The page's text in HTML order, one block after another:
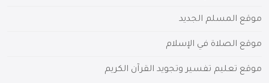
موقع المسلم الجديد
موقع الصلاة في الإسلام
موقع تعليم تفسير وتجويد القرآن الكريم